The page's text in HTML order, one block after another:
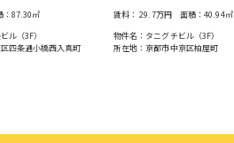
87.30㎡
ル（3F）
四条通⼩橋⻄⼊真町
賃料：29.7万円面積：40.94㎡
物件名：タニグチビル（3F）
所在地：京都市中京区柏屋町